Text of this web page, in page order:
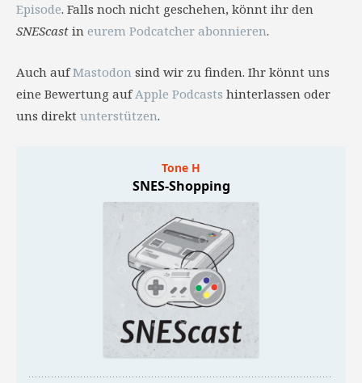
Episode. Falls noch nicht geschehen, könnt ihr den
SNEScast in eurem Podcatcher abonnieren.
Auch aufMastodon sind wir zu finden. Ihr könnt uns
eine Bewertung aufApple Podcasts hinterlassen oder
uns direkt unterstützen.